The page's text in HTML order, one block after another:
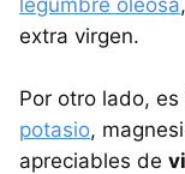
extra virgen.
Por otro lado,
potasio,
apreciables de